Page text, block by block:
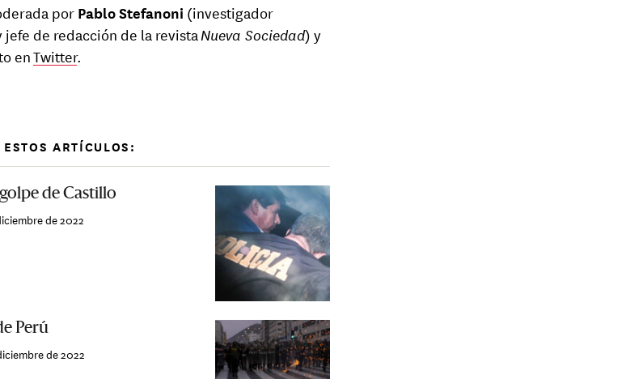
porPablo Stefanoni (investigador
jefe de redacción de la revistaNueva Sociedad) y
enTwitter.
ARTÍCULOS:
de Castillo
de 2022
Perú
de 2022